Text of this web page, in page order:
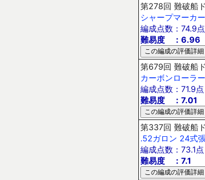
第278回 難破船
シャープマーカー
編成点数：74.9
難易度 ：6.96
第679回 難破船
カーボンローラー
編成点数：71.9
難易度 ：7.01
第337回 難破船
.52ガロン 24式
編成点数：73.1
難易度 ：7.1